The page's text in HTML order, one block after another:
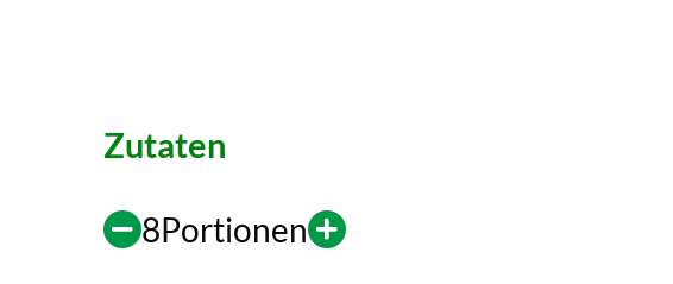
Zutaten
8Portionen